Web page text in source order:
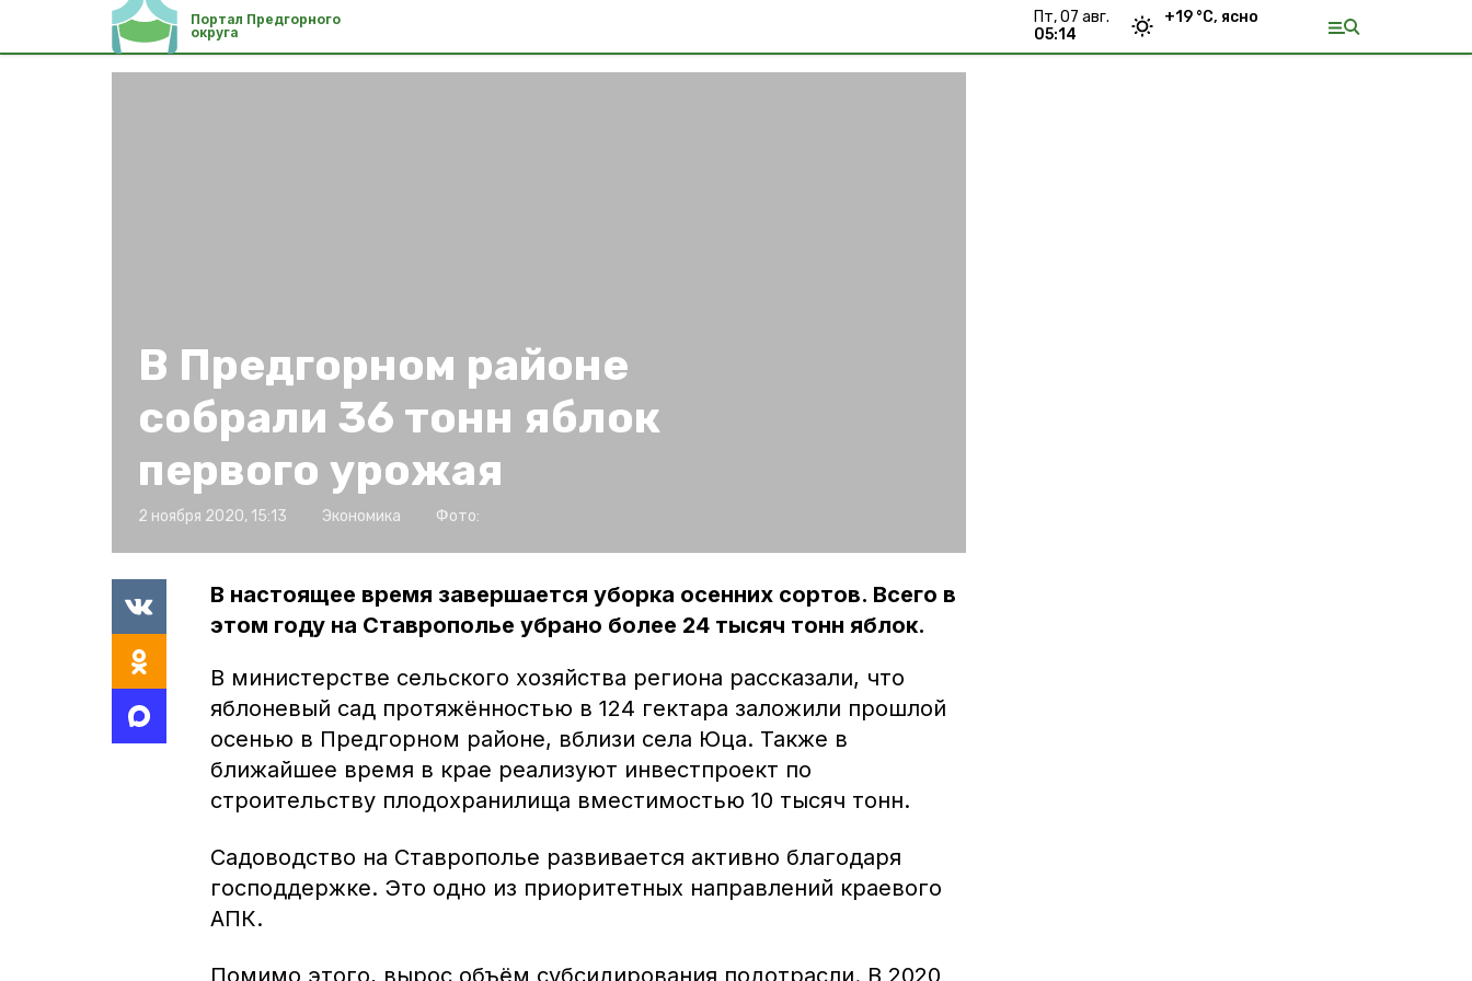
Портал Предгорного
округа
пт, 07 авг.
05:14
+19 °С, ясно
В Предгорном районе
собрали 36 тонн яблок
первого урожая
2 ноября 2020, 15:13 Экономика Фото:
В настоящее время завершается уборка осенних сортов. Всего в
этом году на Ставрополье убрано более 24 тысяч тонн яблок.
В министерстве сельского хозяйства региона рассказали, что
яблоневый сад протяжённостью в 124 гектара заложили прошлой
осенью в Предгорном районе, вблизи села Юца. Также в
ближайшее время в крае реализуют инвестпроект по
строительству плодохранилища вместимостью 10 тысяч тонн.
Садоводство на Ставрополье развивается активно благодаря
господдержке. Это одно из приоритетных направлений краевого
АПК.
Помимо этого, вырос объём субсидирования подотрасли. В 2020